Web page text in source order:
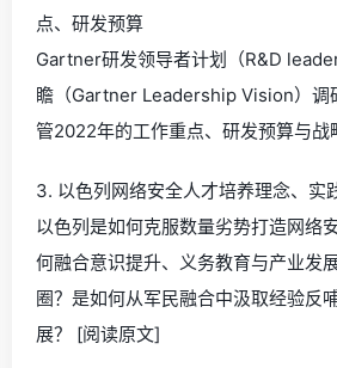
点、研发预算
Gartner研发领导者计划（R&D
瞻（Gartner Leadership Vision）调
管2022年的工作重点、研发预算与战
3. 以色列网络安全人才培养理念、实
以色列是如何克服数量劣势打造网络
何融合意识提升、义务教育与产业发
圈？是如何从军民融合中汲取经验反
展？ [阅读原文]